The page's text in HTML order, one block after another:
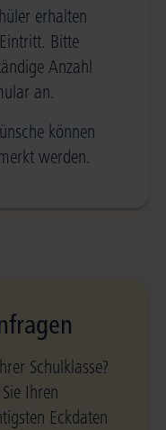
erhalten
Bitte
Anzahl
an.
können
werden.
Schulklasse?
Ihren
Eckdaten